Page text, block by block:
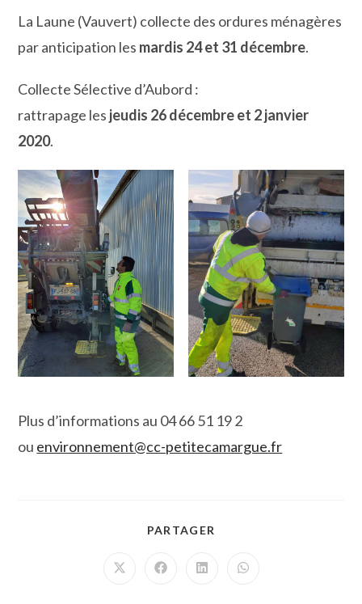
La Laune (Vauvert) collecte des ordures ménagères
par anticipation les mardis 24 et 31 décembre.
Collecte Sélective d’Aubord :
rattrapage les jeudis 26 décembre et 2 janvier
2020.
Plus d’informations au 04 66 51 19 2
ou environnement@cc-petitecamargue.fr
PARTAGER
Ouvrir
Ouvrir
Ouvrir
Ouvrir